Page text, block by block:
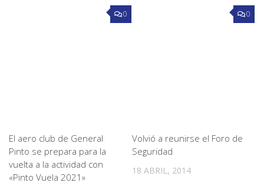
0
El aero club de General
Pinto se prepara para la
vuelta a la actividad con
«Pinto Vuela 2021»
0
Volvió a reunirse el Foro de
Seguridad
18 ABRIL, 2014